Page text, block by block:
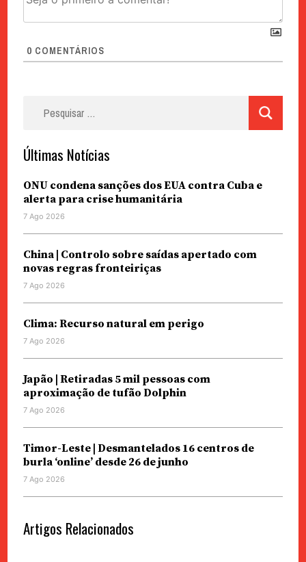
0 COMENTÁRIOS
Últimas Notícias
ONU condena sanções dos EUA contra Cuba e
alerta para crise humanitária
7 Ago 2026
China | Controlo sobre saídas apertado com
novas regras fronteiriças
7 Ago 2026
Clima: Recurso natural em perigo
7 Ago 2026
Japão | Retiradas 5 mil pessoas com
aproximação de tufão Dolphin
7 Ago 2026
Timor-Leste | Desmantelados 16 centros de
burla ‘online’ desde 26 de junho
7 Ago 2026
Artigos Relacionados